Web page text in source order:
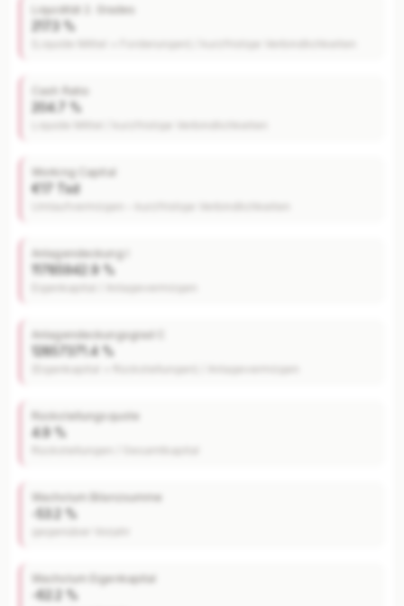
Liquidität 2. Grades
217.3 %
Cash Ratio
204.7 %
Working Capital
€17 Tsd
Anlagendeckung I
11785942.9 %
Anlagendeckungsgrad C
12857371.4 %
Rückstellungsquote
4.9 %
Wachstum Bilanzsumme
-53.2 %
Wachstum Eigenkapital
-62.2 %